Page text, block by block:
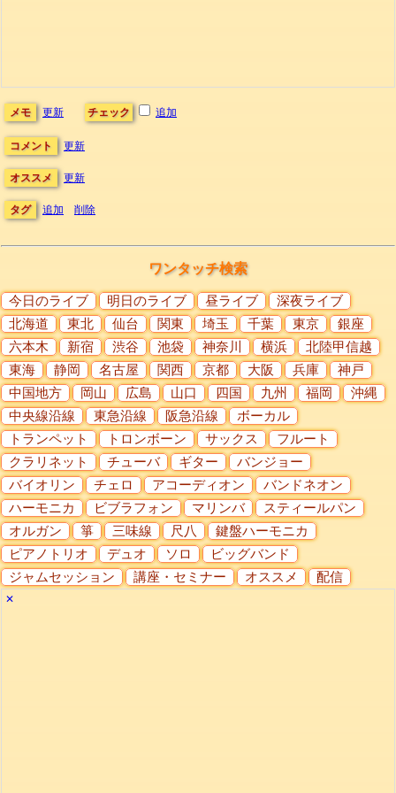
メモ 更新 チェック 追加
コメント 更新
オススメ 更新
タグ 追加 削除
ワンタッチ検索
今日のライブ 明日のライブ 昼ライブ
深夜ライブ
北海道
東北 仙台 関東 埼玉 千葉 東京
銀座
六本木
新宿 渋谷 池袋 神奈川 横浜
北陸甲信越
東海
静岡 名古屋 関西 京都 大阪 兵庫
神戸
中国地方
岡山 広島 山口 四国 九州 福岡
沖縄
中央線沿線
東急沿線 阪急沿線
ボーカル
トランペット
トロンボーン サックス
フルート
クラリネット
チューバ ギター
バンジョー
バイオリン
チェロ アコーディオン
バンドネオン
ハーモニカ
ビブラフォン マリンバ
スティールパン
オルガン
箏 三味線 尺八
鍵盤ハーモニカ
ピアノトリオ
デュオ ソロ
ビッグバンド
ジャムセッション
講座・セミナー オススメ 配信
✕